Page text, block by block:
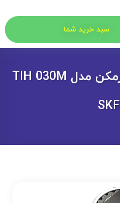
سبد خرید شما
قیمت بلبرینگ گرمکن مدل TIH 030M
SKF